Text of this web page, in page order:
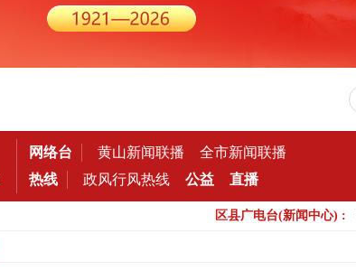
网络台 黄山新闻联播
全市新闻联播
热线
政风行风热线 公益 直播
区县广电台(新闻中心) :